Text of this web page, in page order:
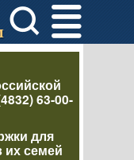
63-00-
для
их семей